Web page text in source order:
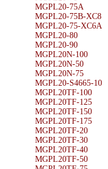
MGPL20-75A
MGPL20-75B-XC8
MGPL20-75-XC6A
MGPL20-80
MGPL20-90
MGPL20N-100
MGPL20N-50
MGPL20N-75
MGPL20-S4665-10
MGPL20TF-100
MGPL20TF-125
MGPL20TF-150
MGPL20TF-175
MGPL20TF-20
MGPL20TF-30
MGPL20TF-40
MGPL20TF-50